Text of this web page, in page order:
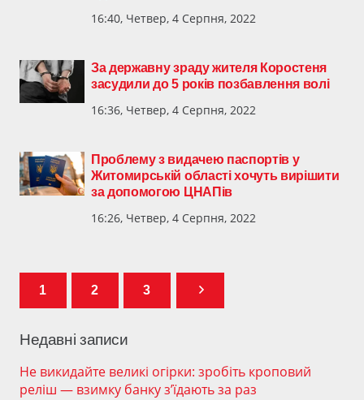
16:40, Четвер, 4 Серпня, 2022
​За державну зраду жителя Коростеня
засудили до 5 років позбавлення волі
16:36, Четвер, 4 Серпня, 2022
Проблему з видачею паспортів у
Житомирській області хочуть вирішити
за допомогою ЦНАПів
16:26, Четвер, 4 Серпня, 2022
1 2 3
Недавні записи
Не викидайте великі огірки: зробіть кроповий
реліш — взимку банку з’їдають за раз